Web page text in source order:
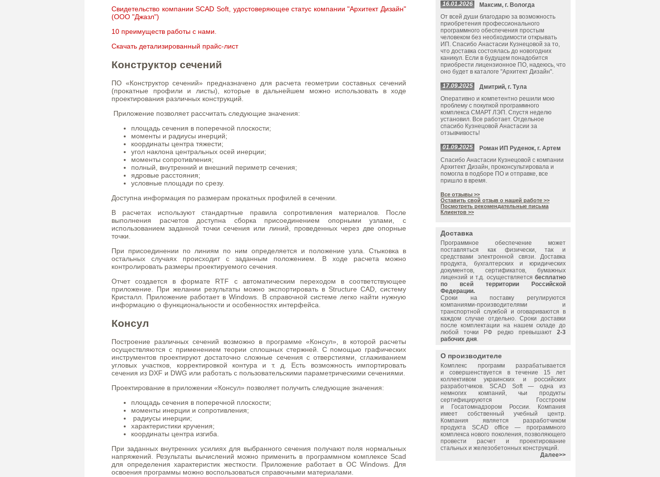
Свидетельство компании SCAD Soft, удостоверяющее статус компании "Архитект Дизайн"
(ООО "Джазл")
10 преимуществ работы с нами.
Скачать детализированный прайс-лист
Конструктор сечений
ПО «Конструктор сечений» предназначено для расчета геометрии составных сечений
(прокатные профили и листы), которые в дальнейшем можно использовать в ходе
проектирования различных конструкций.
Приложение позволяет рассчитать следующие значения:
площадь сечения в поперечной плоскости;
моменты и радиусы инерций;
координаты центра тяжести;
угол наклона центральных осей инерции;
моменты сопротивления;
полный, внутренний и внешний периметр сечения;
ядровые расстояния;
условные площади по срезу.
Доступна информация по размерам прокатных профилей в сечении.
В расчетах используют стандартные правила сопротивления материалов. После
выполнения расчетов доступна сборка присоединением опорными узлами, с
использованием заданной точки сечения или линий, проведенных через две опорные
точки.
При присоединении по линиям по ним определяется и положение узла. Стыковка в
остальных случаях происходит с заданным положением. В ходе расчета можно
контролировать размеры проектируемого сечения.
Отчет создается в формате RTF с автоматическим переходом в соответствующее
приложение. При желании результаты можно экспортировать в Structure CAD, систему
Кристалл. Приложение работает в Windows. В справочной системе легко найти нужную
информацию о функциональности и особенностях интерфейса.
Консул
Построение различных сечений возможно в программе «Консул», в которой расчеты
осуществляются с применением теории сплошных стержней. С помощью графических
инструментов проектируют достаточно сложные сечения с отверстиями, сглаживанием
угловых участков, корректировкой контура и т. д. Есть возможность импортировать
сечения из DXF и DWG или работать с пользовательскими параметрическими сечениями.
Проектирование в приложении «Консул» позволяет получить следующие значения:
площадь сечения в поперечной плоскости;
моменты инерции и сопротивления;
радиусы инерции;
характеристики кручения;
координаты центра изгиба.
При заданных внутренних усилиях для выбранного сечения получают поля нормальных
напряжений. Результаты вычислений можно применить в программном комплексе Scad
для определения характеристик жесткости. Приложение работает в ОС Windows. Для
освоения программы можно воспользоваться справочными материалами.
16.01.2026
Максим, г. Вологда
От всей души благодарю за возможность
приобретения профессионального
программного обеспечения простым
человеком без необходимости открывать
ИП. Спасибо Анастасии Кузнецовой за то,
что доставка состоялась до новогодних
каникул. Если в будущем понадобится
приобрести лицензионное ПО, надеюсь, что
оно будет в каталоге "Архитект Дизайн".
17.09.2025
Дмитрий, г. Тула
Оперативно и компетентно решили мою
проблему с покупкой программного
комплекса СМАРТ ЛЭП. Спустя неделю
установил. Все работает. Отдельное
спасибо Кузнецовой Анастасии за
отзывчивость!
01.09.2025
Роман ИП Руденок, г. Артем
Спасибо Анастасии Кузнецовой с компании
Архитект Дизайн, проконсультировала и
помогла в подборе ПО и отправке, все
пришло в время.
Все отзывы >>
Оставить свой отзыв о нашей работе >>
Посмотреть рекомендательные письма
Клиентов >>
Доставка
Программное обеспечение может
поставляться как физически, так и
средствами электронной связи. Доставка
продукта, бухгалтерских и юридических
документов, сертификатов, бумажных
лицензий и т.д. осуществляется бесплатно
по всей территории Российской
Федерации.
Сроки на поставку регулируются
компаниями-производителями и
транспортной службой и оговариваются в
каждом случае отдельно. Сроки доставки
после комплектации на нашем складе до
любой точки РФ редко превышают 2-3
рабочих дня.
О производителе
Комплекс программ разрабатывается
и совершенствуется в течение 15 лет
коллективом украинских и российских
разработчиков. SCAD Soft— одна из
немногих компаний, чьи продукты
сертифицируются Госстроем
и Госатомнадзором России. Компания
имеет собственный учебный центр.
Компания является разработчиком
продукта SCAD office — программного
комплекса нового поколения, позволяющего
провести расчет и проектирование
стальных и железобетонных конструкций.
Далее>>